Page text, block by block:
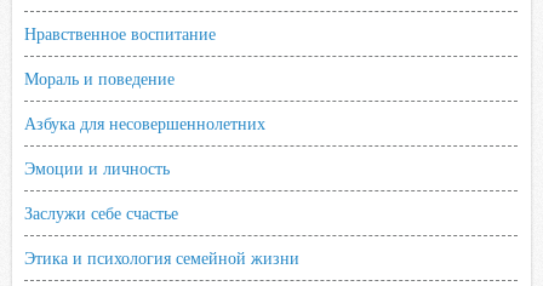
Нравственное воспитание
Мораль и поведение
Азбука для несовершеннолетних
Эмоции и личность
Заслужи себе счастье
Этика и психология семейной жизни